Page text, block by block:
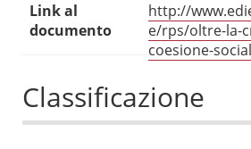
Link al
documento
http://
e/rps/oltre-la-
coesione-
Classificazione